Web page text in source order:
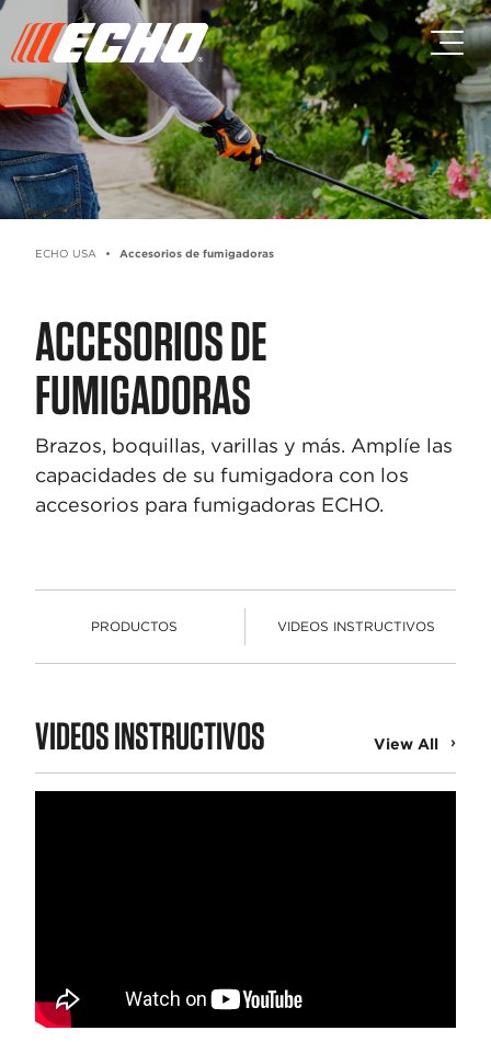
Saltar al contenido principal
Saltar al contenido del pie de
ECHO USA Accesorios de fumigadoras
ACCESORIOS DE
FUMIGADORAS
Brazos, boquillas, varillas y más. Amplíe las
capacidades de su fumigadora con los
accesorios para fumigadoras ECHO.
PRODUCTOS VIDEOS INSTRUCTIVOS
PRODUCTOS
VIDEOS INSTRUCTIVOS View All